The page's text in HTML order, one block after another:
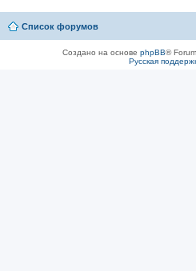
Список форумов
Создано на основе phpBB®
Русская